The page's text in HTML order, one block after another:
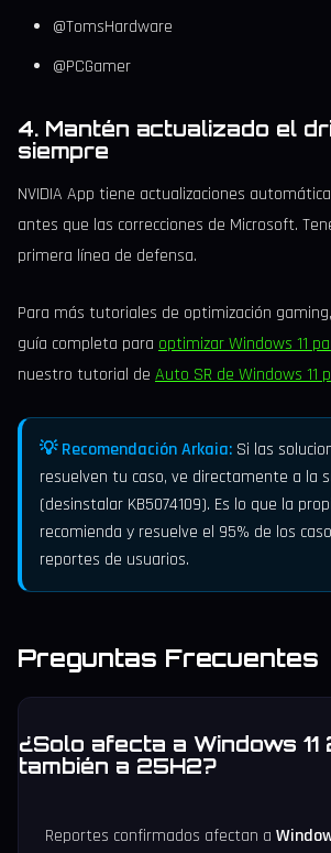
@TomsHardware
@PCGamer
4. Mantén actualizado el
siempre
NVIDIA App tiene actualizaciones
antes que las correcciones de Microsoft.
primera línea de defensa.
Para más tutoriales de optimización
guía completa para optimizar Windows 11
nuestro tutorial de Auto SR de Windows 11
💡 Recomendación Arkaia: Si las
resuelven tu caso, ve directamente a la
(desinstalar KB5074109). Es lo que la
recomienda y resuelve el 95% de los
reportes de usuarios.
Preguntas Frecuentes
¿Solo afecta a Windows 11
también a 25H2?
Reportes confirmados afectan a